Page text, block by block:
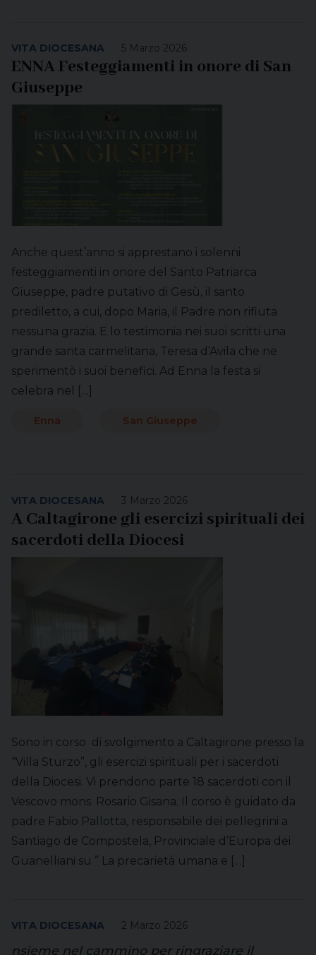
5 Marzo 2026
VITA DIOCESANA
ENNA Festeggiamenti in onore di San
Giuseppe
Anche quest’anno si apprestano i solenni
festeggiamenti in onore del Santo Patriarca
Giuseppe, padre putativo di Gesù, il santo
prediletto, a cui, dopo Maria, il Padre non rifiuta
nessuna grazia. E lo testimonia nei suoi scritti una
grande santa carmelitana, Teresa d’Avila che ne
sperimentò i suoi benefici. Ad Enna la festa si
celebra nel […]
Enna San Giuseppe
3 Marzo 2026
VITA DIOCESANA
A Caltagirone gli esercizi spirituali dei
sacerdoti della Diocesi
Sono in corso di svolgimento a Caltagirone presso la
“Villa Sturzo”, gli esercizi spirituali per i sacerdoti
della Diocesi. Vi prendono parte 18 sacerdoti con il
Vescovo mons. Rosario Gisana. Il corso è guidato da
padre Fabio Pallotta, responsabile dei pellegrini a
Santiago de Compostela, Provinciale d’Europa dei
Guanelliani su ” La precarietà umana e […]
2 Marzo 2026
VITA DIOCESANA
nsieme nel cammino per ringraziare il